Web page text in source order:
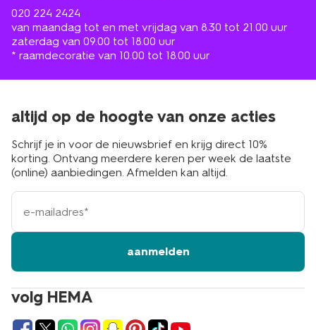
020 224 2424
van maandag tot en met vrijdag van 8.30 tot 21.00 uur
zaterdag van 09.00 tot 18.00 uur
* raamdecoratie van 10.00 tot 18.00 uur
volg HEMA
altijd op de hoogte van onze acties
Schrijf je in voor de nieuwsbrief en krijg direct 10%
korting. Ontvang meerdere keren per week de laatste
(online) aanbiedingen. Afmelden kan altijd.
e-
mailadres
aanmelden